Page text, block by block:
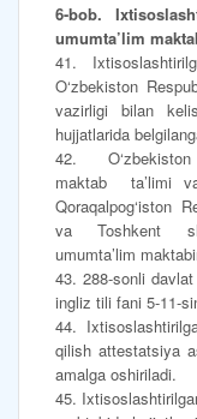
6-bob.
umumta’lim
41.
O‘zbekiston
vazirligi bilan
hujjatlarida
42.
maktab ta’limi
Qoraqalpog‘iston
va Toshkent
umumta’lim
43. 288-sonli
ingliz tili fani 5-11-
44.
qilish attestatsiya
amalga oshiriladi.
45.